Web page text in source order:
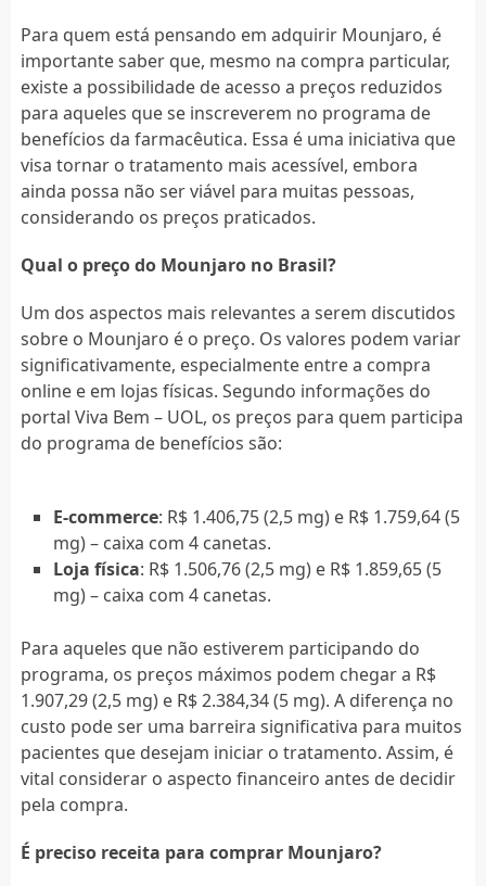
Para quem está pensando em adquirir Mounjaro, é
importante saber que, mesmo na compra particular,
existe a possibilidade de acesso a preços reduzidos
para aqueles que se inscreverem no programa de
benefícios da farmacêutica. Essa é uma iniciativa que
visa tornar o tratamento mais acessível, embora
ainda possa não ser viável para muitas pessoas,
considerando os preços praticados.
Qual o preço do Mounjaro no Brasil?
Um dos aspectos mais relevantes a serem discutidos
sobre o Mounjaro é o preço. Os valores podem variar
significativamente, especialmente entre a compra
online e em lojas físicas. Segundo informações do
portal Viva Bem – UOL, os preços para quem participa
do programa de benefícios são:
E-commerce: R$ 1.406,75 (2,5 mg) e R$ 1.759,64 (5
mg) – caixa com 4 canetas.
Loja física: R$ 1.506,76 (2,5 mg) e R$ 1.859,65 (5
mg) – caixa com 4 canetas.
Para aqueles que não estiverem participando do
programa, os preços máximos podem chegar a R$
1.907,29 (2,5 mg) e R$ 2.384,34 (5 mg). A diferença no
custo pode ser uma barreira significativa para muitos
pacientes que desejam iniciar o tratamento. Assim, é
vital considerar o aspecto financeiro antes de decidir
pela compra.
É preciso receita para comprar Mounjaro?